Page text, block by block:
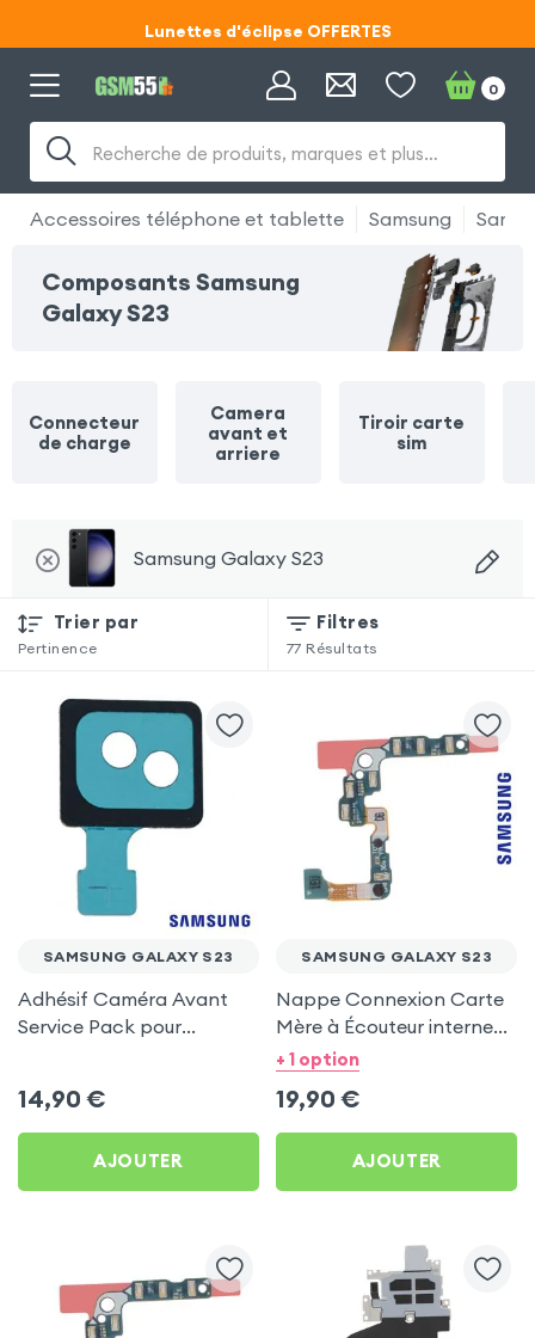
Lunettes d'éclipse OFFERTES
Code ECLIPSE55
Code ECLIPSE55
Recherche de produits, marques et plus…
0
Accessoires téléphone et tablette Samsung
Composants Samsung
Galaxy S23
Connecteur
de charge
Camera
avant et
arriere
Tiroir carte
sim
Samsung Galaxy S23
Trier par
Pertinence
Filtres
77 Résultats
SAMSUNG GALAXY S23
Adhésif Caméra Avant
Service Pack pour
14,90 €
AJOUTER
SAMSUNG GALAXY S23
Nappe Connexion Carte
Mère à Écouteur interne
Original - Service Pack
+ 1 option
19,90 €
AJOUTER